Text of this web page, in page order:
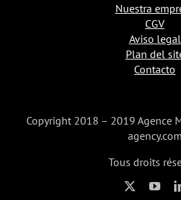
Nuestra
CGV
Aviso legal
Plan del
Contacto
Copyright 2018 – 2019 Agence
agency.com
Tous droits